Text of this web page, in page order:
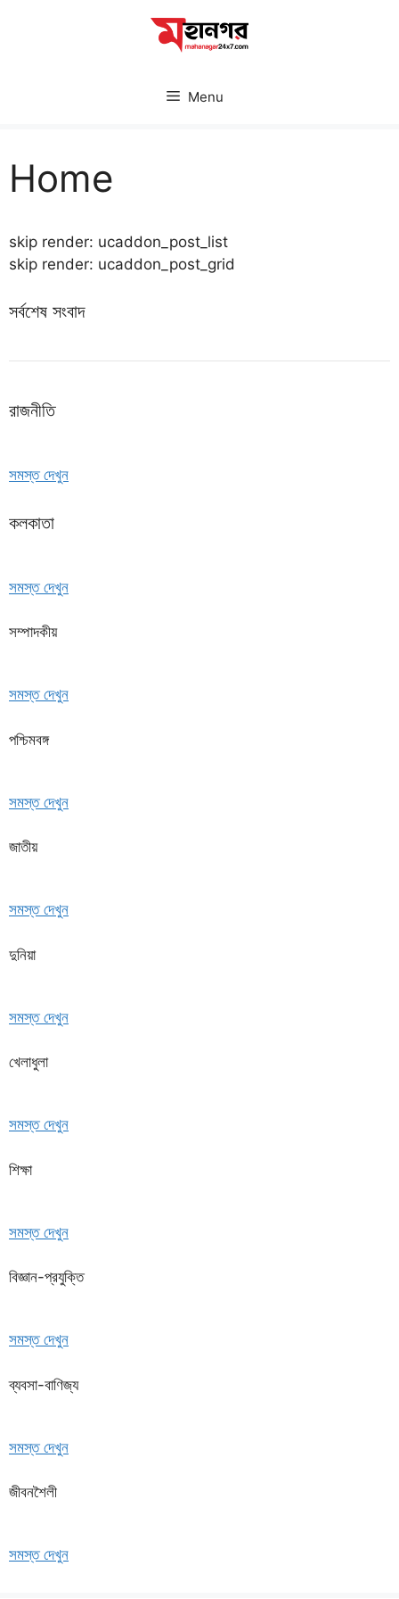
Menu
Home
skip render: ucaddon_post_list
skip render: ucaddon_post_grid
সর্বশেষ সংবাদ
রাজনীতি
সমস্ত দেখুন
কলকাতা
সমস্ত দেখুন
সম্পাদকীয়
সমস্ত দেখুন
পশ্চিমবঙ্গ
সমস্ত দেখুন
জাতীয়
সমস্ত দেখুন
দুনিয়া
সমস্ত দেখুন
খেলাধুলা
সমস্ত দেখুন
শিক্ষা
সমস্ত দেখুন
বিজ্ঞান-প্রযুক্তি
সমস্ত দেখুন
ব্যবসা-বাণিজ্য
সমস্ত দেখুন
জীবনশৈলী
সমস্ত দেখুন